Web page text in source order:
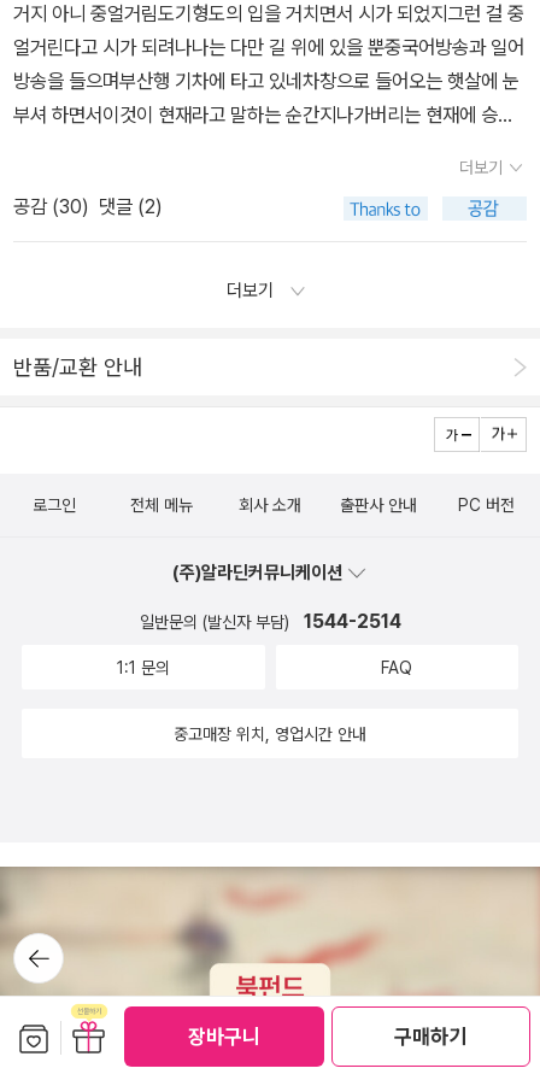
장바구니 구매하기
70x240x37mm, 3,000원)이 클까 봐 염려했는데 생각보다 안 크
다. 문학 살 때 주는 밤과 꿈의 뉘앙스 패브릭 북커버(3,000원)는 시
집 전용이다! 문지, 문동, 민음사 시집 모두 커버할 수 있는 북커버라
터질 지경이지만 다 맘에 든다. 으흑. 본투리드 배지_BOOKS ARE
MAGIC(2,800원)문학과지성 시인선 배지 - 입 속의 검은 잎(1,500
원)본투리드 배지+와펜 세트 - 셜록 221B(2,000원)​<책에 바침>
(데미안, 3,000원)는 고급스러워서 선물용으로 빼놔야겠다. 말괄
없는 건 좀🤔본투리드 긴목 양말 Vol.2_삐삐 롱스타킹(1,000원), 본
다ㅋ 4월 마지막 날에도 샀는데 다음 주 도착할 예정이라 5월 알라딘
게 우선이죠. 2020년 봄은 레이첼 카슨 『침묵의 봄』을 읽어야 할
에 대한 대중적 관심을 일으켰고 시민 운동까지 촉발시켰다. 이런 분
미국에서 암 유발물질인 DDT가 사용금지 되었다. 1969년 캘리포니
다.『침묵의 봄』을 읽은 한 상원의원이 케네디 대통령에게 자연보호
여실히 알 수 있다. 책 커버까지 안팎으로 빈틈이 없어ㅎ0ㅎ)! 이번에
주기율표 완전정복 하겠다능!(의지 불끈) 동아시아 출판사 책은 확실
히 공부 시켜준다ㅎㅎ 📘 사이먼 윈체스터 『교수와 광인』 읽고 싶던
책이었는데 마침 그의 신간 『완벽주의자들- 허용오차 제로를 향한 집
요하고 위대한 도전』(북라이프, 2020)이 나와서 나도 도전~~~ 이
저자 책 제목 짓는 감각이 좋다. 정확성이란 무엇인가. 그 추구가 현재
거지 아니 중얼거림도기형도의 입을 거치면서 시가 되었지그런 걸 중
얼거린다고 시가 되려나나는 다만 길 위에 있을 뿐중국어방송과 일어
방송을 들으며부산행 기차에 타고 있네차창으로 들어오는 햇살에 눈
부셔 하면서이것이 현재라고 말하는 순간지나가버리는 현재에 승차
경유지가 되었다인생의 기차는 다만 도착을 지연하는 게 목적그렇게
늦추는 게 예술의 목적이라고 했지예술은 지각에서 인지까지의 거리
를간격을 늘리는 기술 그렇다고둔갑술까지는 아니야 알아보지 못하
게 만드는 게 아니라뒤늦게 알아보게 만드는 화장술인생의 예술은 서
내릴 참이지대구에서 다시 제주로 건너갈 생각이지서귀포에도 가고
성산포도 둘러볼 참이지아직은 길 위에 있기 위해서 철로 위에 있는
셈이지그렇게 중얼거리는 사이광명역 지난다 기형도문학관이 있는
곳그렇군, 종착역을 지나서도 중얼거리는 게 시라는군터널을 통과하
더보기
공감 (30) 댓글 (2)
더보기
반품/교환 안내
뒤로가
기
로그인 전체 메뉴 회사 소개 출판사 안내 PC 버전
(주)알라딘커뮤니케이션
일반문의 (발신자 부담) 1544-2514
1:1 문의 FAQ
중고매장 위치, 영업시간 안내